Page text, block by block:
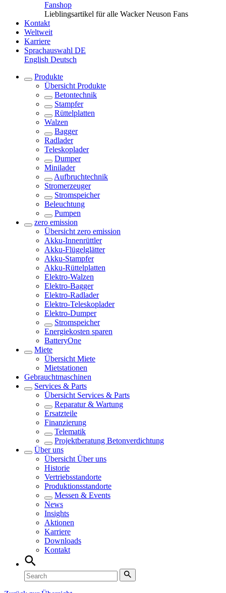
Fanshop
Lieblingsartikel für alle Wacker Neuson Fans
Kontakt
Weltweit
Karriere
Sprachauswahl DE
English Deutsch
Produkte
Übersicht Produkte
Betontechnik
Stampfer
Rüttelplatten
Walzen
Bagger
Radlader
Teleskoplader
Dumper
Minilader
Aufbruchtechnik
Stromerzeuger
Stromspeicher
Beleuchtung
Pumpen
zero emission
Übersicht zero emission
Akku-Innenrüttler
Akku-Flügelglätter
Akku-Stampfer
Akku-Rüttelplatten
Elektro-Walzen
Elektro-Bagger
Elektro-Radlader
Elektro-Teleskoplader
Elektro-Dumper
Stromspeicher
Energiekosten sparen
BatteryOne
Miete
Übersicht Miete
Mietstationen
Gebrauchtmaschinen
Services & Parts
Übersicht Services & Parts
Reparatur & Wartung
Ersatzteile
Finanzierung
Telematik
Projektberatung Betonverdichtung
Über uns
Übersicht Über uns
Historie
Vertriebsstandorte
Produktionsstandorte
Messen & Events
News
Insights
Aktionen
Karriere
Downloads
Kontakt